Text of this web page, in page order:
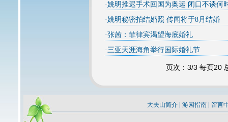
·姚明推迟手术回国为奥运 闭口不谈何
·姚明秘密拍结婚照 传闻将于8月结婚
·张茜：菲律宾渴望海底婚礼
·三亚天涯海角举行国际婚礼节
页次：3/3 每页
大夫山简介 游园指南 留言